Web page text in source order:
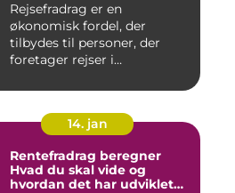
Rejsefradrag er en
økonomisk fordel, der
tilbydes til personer, der
foretager rejser i
14. jan
Rentefradrag beregner
Hvad du skal vide og
hvordan det har udviklet